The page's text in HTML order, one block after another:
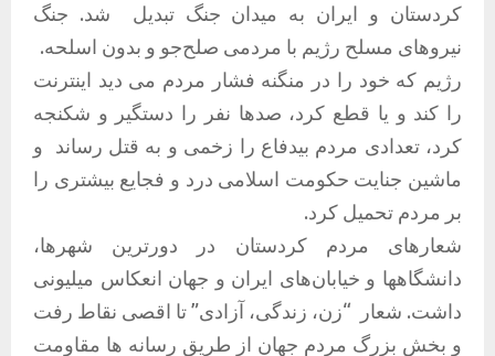
کردستان و ایران به میدان جنگ تبدیل شد. جنگ
نیروهای مسلح رژیم با مردمی صلح‌جو و بدون اسلحه.
رژیم که خود را در منگنه فشار مردم می دید اینترنت
را کند و یا قطع کرد، صدها نفر را دستگیر و شکنجه
کرد، تعدادی مردم بیدفاع را زخمی و به قتل رساند و
ماشین جنایت حکومت اسلامی درد و فجایع بیشتری را
بر مردم تحمیل کرد.
شعارهای مردم کردستان در دورترین شهرها،
دانشگاهها و خیابان‌های ایران و جهان انعکاس میلیونی
داشت. شعار “زن، زندگی، آزادی” تا اقصی نقاط رفت
و بخش بزرگ مردم جهان از طریق رسانه ها مقاومت